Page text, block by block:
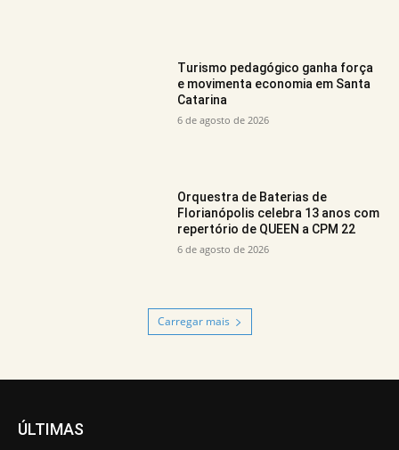
Turismo pedagógico ganha força
e movimenta economia em Santa
Catarina
6 de agosto de 2026
Orquestra de Baterias de
Florianópolis celebra 13 anos com
repertório de QUEEN a CPM 22
6 de agosto de 2026
Carregar mais
ÚLTIMAS